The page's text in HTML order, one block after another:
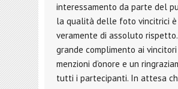
interessamento da parte del
la qualità delle foto vincitrici è
veramente di assoluto rispetto.
grande complimento ai
menzioni d’onore e un
tutti i partecipanti. In attesa